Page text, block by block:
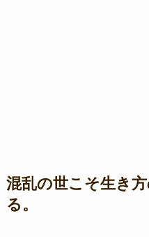
混乱の世こそ生き
る。